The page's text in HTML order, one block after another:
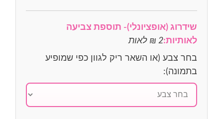
שידרוג (אופציונלי)- תוספת צביעה
לאותיות:2 ₪ לאות
בחר צבע (או השאר ריק לגוון כפי שמופיע
בתמונה):